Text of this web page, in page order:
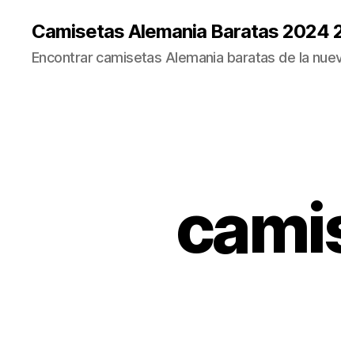
Camisetas Alemania Baratas 2024
Encontrar camisetas Alemania baratas de la